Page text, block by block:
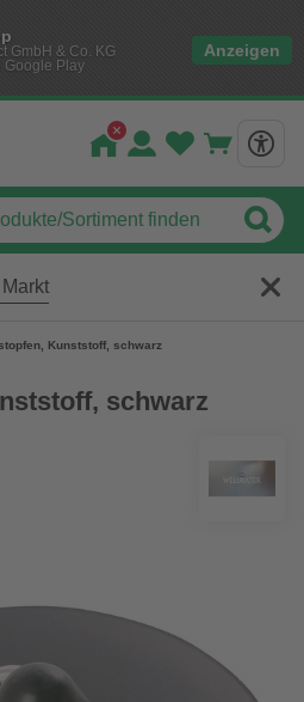
GmbH & Co. KG
Google Play
Anzeigen
Kunststoff, schwarz
schwarz